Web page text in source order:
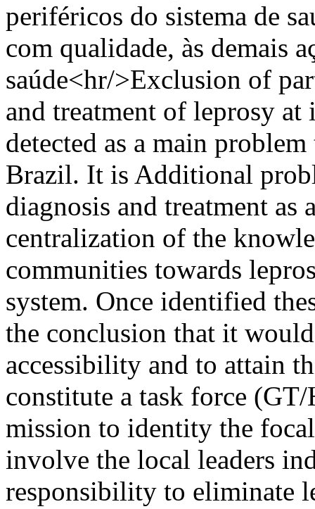
periféricos do sistema de
com qualidade, às demais
saúde<hr/>Exclusion of
and treatment of leprosy at
detected as a main
Brazil. It is Additional
diagnosis and treatment
centralization of the
communities towards
system. Once identified
the conclusion that it
accessibility and to attain
constitute a task force
mission to identity the
involve the local leaders
responsibility to eliminate